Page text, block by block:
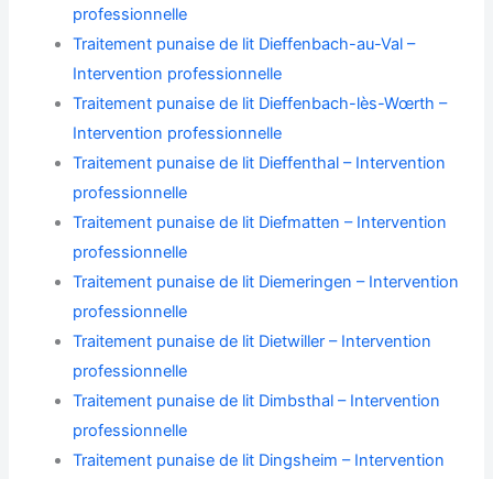
professionnelle
Traitement punaise de lit Dieffenbach-au-Val –
Intervention professionnelle
Traitement punaise de lit Dieffenbach-lès-Wœrth –
Intervention professionnelle
Traitement punaise de lit Dieffenthal – Intervention
professionnelle
Traitement punaise de lit Diefmatten – Intervention
professionnelle
Traitement punaise de lit Diemeringen – Intervention
professionnelle
Traitement punaise de lit Dietwiller – Intervention
professionnelle
Traitement punaise de lit Dimbsthal – Intervention
professionnelle
Traitement punaise de lit Dingsheim – Intervention